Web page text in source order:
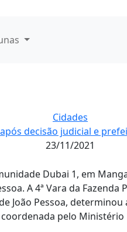
Cidades
decisão judicial e
23/11/2021
Dubai 1, em
A 4ª Vara da
João Pessoa,
pelo Ministério